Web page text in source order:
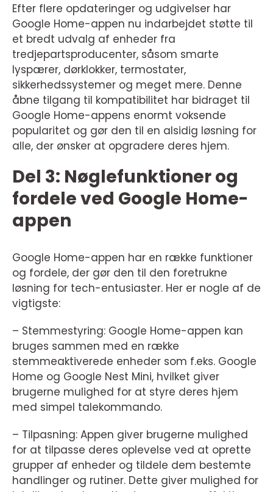
Efter flere opdateringer og udgivelser har
Google Home-appen nu indarbejdet støtte til
et bredt udvalg af enheder fra
tredjepartsproducenter, såsom smarte
lyspærer, dørklokker, termostater,
sikkerhedssystemer og meget mere. Denne
åbne tilgang til kompatibilitet har bidraget til
Google Home-appens enormt voksende
popularitet og gør den til en alsidig løsning for
alle, der ønsker at opgradere deres hjem.
Del 3: Nøglefunktioner og
fordele ved Google Home-
appen
Google Home-appen har en række funktioner
og fordele, der gør den til den foretrukne
løsning for tech-entusiaster. Her er nogle af de
vigtigste:
– Stemmestyring: Google Home-appen kan
bruges sammen med en række
stemmeaktiverede enheder som f.eks. Google
Home og Google Nest Mini, hvilket giver
brugerne mulighed for at styre deres hjem
med simpel talekommando.
– Tilpasning: Appen giver brugerne mulighed
for at tilpasse deres oplevelse ved at oprette
grupper af enheder og tildele dem bestemte
handlinger og rutiner. Dette giver mulighed for